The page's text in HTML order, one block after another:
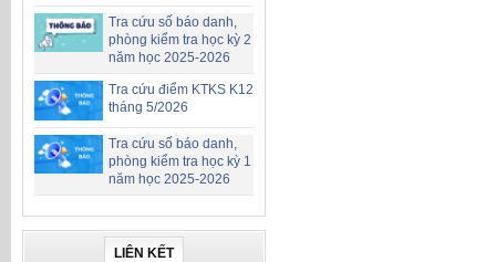
Tra cứu số báo danh,
phòng kiểm tra học kỳ 2
năm học 2025-2026
Tra cứu điểm KTKS K12
tháng 5/2026
Tra cứu số báo danh,
phòng kiểm tra học kỳ 1
năm học 2025-2026
LIÊN KẾT